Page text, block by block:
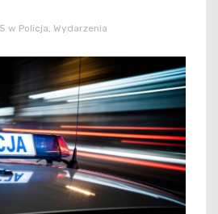
w Policja Wydarzenia